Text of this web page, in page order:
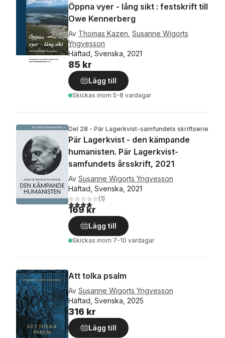
Öppna vyer - lång sikt : festskrift till
Owe Kennerberg
Av Thomas Kazen Susanne Wigorts
Yngvesson
Häftad, Svenska, 2021
85 kr
Lägg till
Skickas inom 5-8 vardagar
Del 28 - Pär Lagerkvist-samfundets skriftserie
Pär Lagerkvist - den kämpande
humanisten. Pär Lagerkvist-
samfundets årsskrift, 2021
Av Susanne Wigorts Yngvesson
Häftad, Svenska, 2021
4,0utav 5 stjärnor. Totalt antal röster:
(1)
169 kr
Lägg till
Skickas inom 7-10 vardagar
Att tolka psalm
Av Susanne Wigorts Yngvesson
Häftad, Svenska, 2025
316 kr
Lägg till